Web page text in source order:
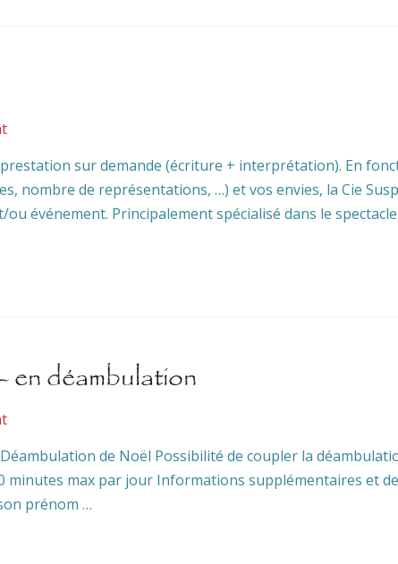
sur demande (écriture + interprétation). En
nombre de représentations, …) et vos envies, la Cie
événement. Principalement spécialisé dans le
déambulation
de Noël Possibilité de coupler la
minutes max par jour Informations supplémentaires et
prénom …